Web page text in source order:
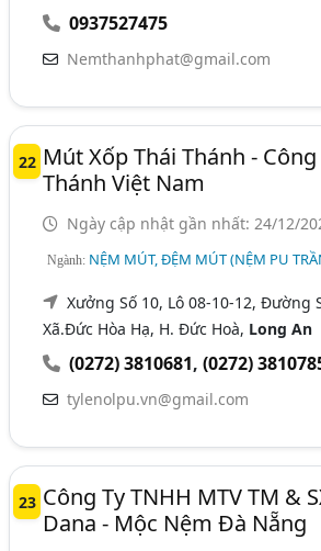
0937527475
Nemthanhphat@gmail.com
22 Mút Xốp Thái Thánh -
Thánh Việt Nam
Ngày cập nhật gần nhất: 24/12/
Ngành: NỆM MÚT, ĐỆM MÚT (NỆM PU
Xưởng Số 10, Lô 08-10-12, Đường
Xã.Đức Hòa Hạ, H. Đức Hoà, Long An
(0272) 3810681,(0272)
tylenolpu.vn@gmail.com
23 Công Ty TNHH MTV TM &
Dana - Mộc Nệm Đà Nẵng